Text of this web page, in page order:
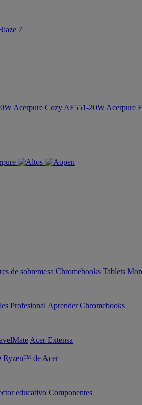
7
Acerpure Cozy AF551-20W Acerpure
de sobremesa Chromebooks Tablets
Profesional Aprender Chromebooks
Acer Extensa
Ryzen™ de Acer
educativo Componentes